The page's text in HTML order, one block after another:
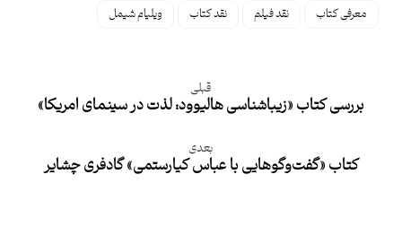
معرفی کتاب نقد فیلم نقد کتاب ویلیام شیمل
قبلی
بررسی کتاب «زیباشناسی هالیوود: لذت در سینمای امریکا»
بعدی
کتاب «گفت‌وگوهایی با عباس کیارستمی» گادفری چشایر